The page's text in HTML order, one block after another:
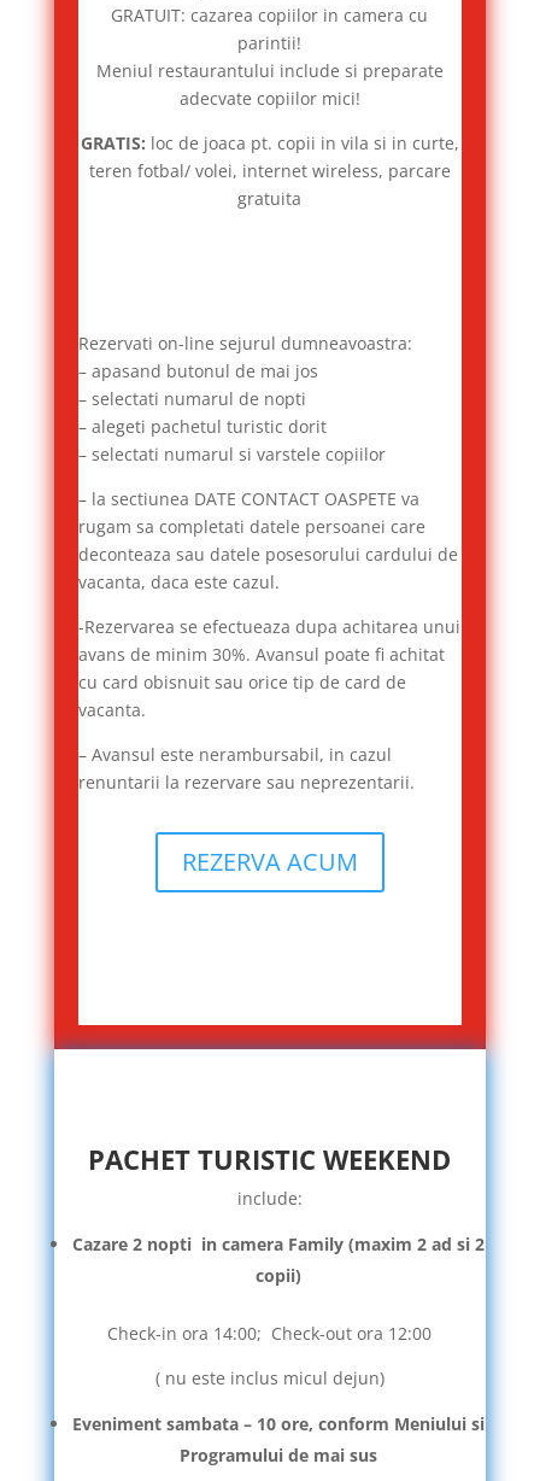
GRATUIT: cazarea copiilor in camera cu
parintii!
Meniul restaurantului include si preparate
adecvate copiilor mici!
GRATIS: loc de joaca pt. copii in vila si in curte,
teren fotbal/ volei, internet wireless, parcare
gratuita
Rezervati on-line sejurul dumneavoastra:
– apasand butonul de mai jos
– selectati numarul de nopti
– alegeti pachetul turistic dorit
– selectati numarul si varstele copiilor
– la sectiunea DATE CONTACT OASPETE va
rugam sa completati datele persoanei care
deconteaza sau datele posesorului cardului de
vacanta, daca este cazul.
-Rezervarea se efectueaza dupa achitarea unui
avans de minim 30%. Avansul poate fi achitat
cu card obisnuit sau orice tip de card de
vacanta.
– Avansul este nerambursabil, in cazul
renuntarii la rezervare sau neprezentarii.
REZERVA ACUM
PACHET TURISTIC WEEKEND
include:
Cazare 2 nopti in camera Family (maxim 2 ad si 2
copii)
Check-in ora 14:00; Check-out ora 12:00
( nu este inclus micul dejun)
Eveniment sambata – 10 ore, conform Meniului si
Programului de mai sus